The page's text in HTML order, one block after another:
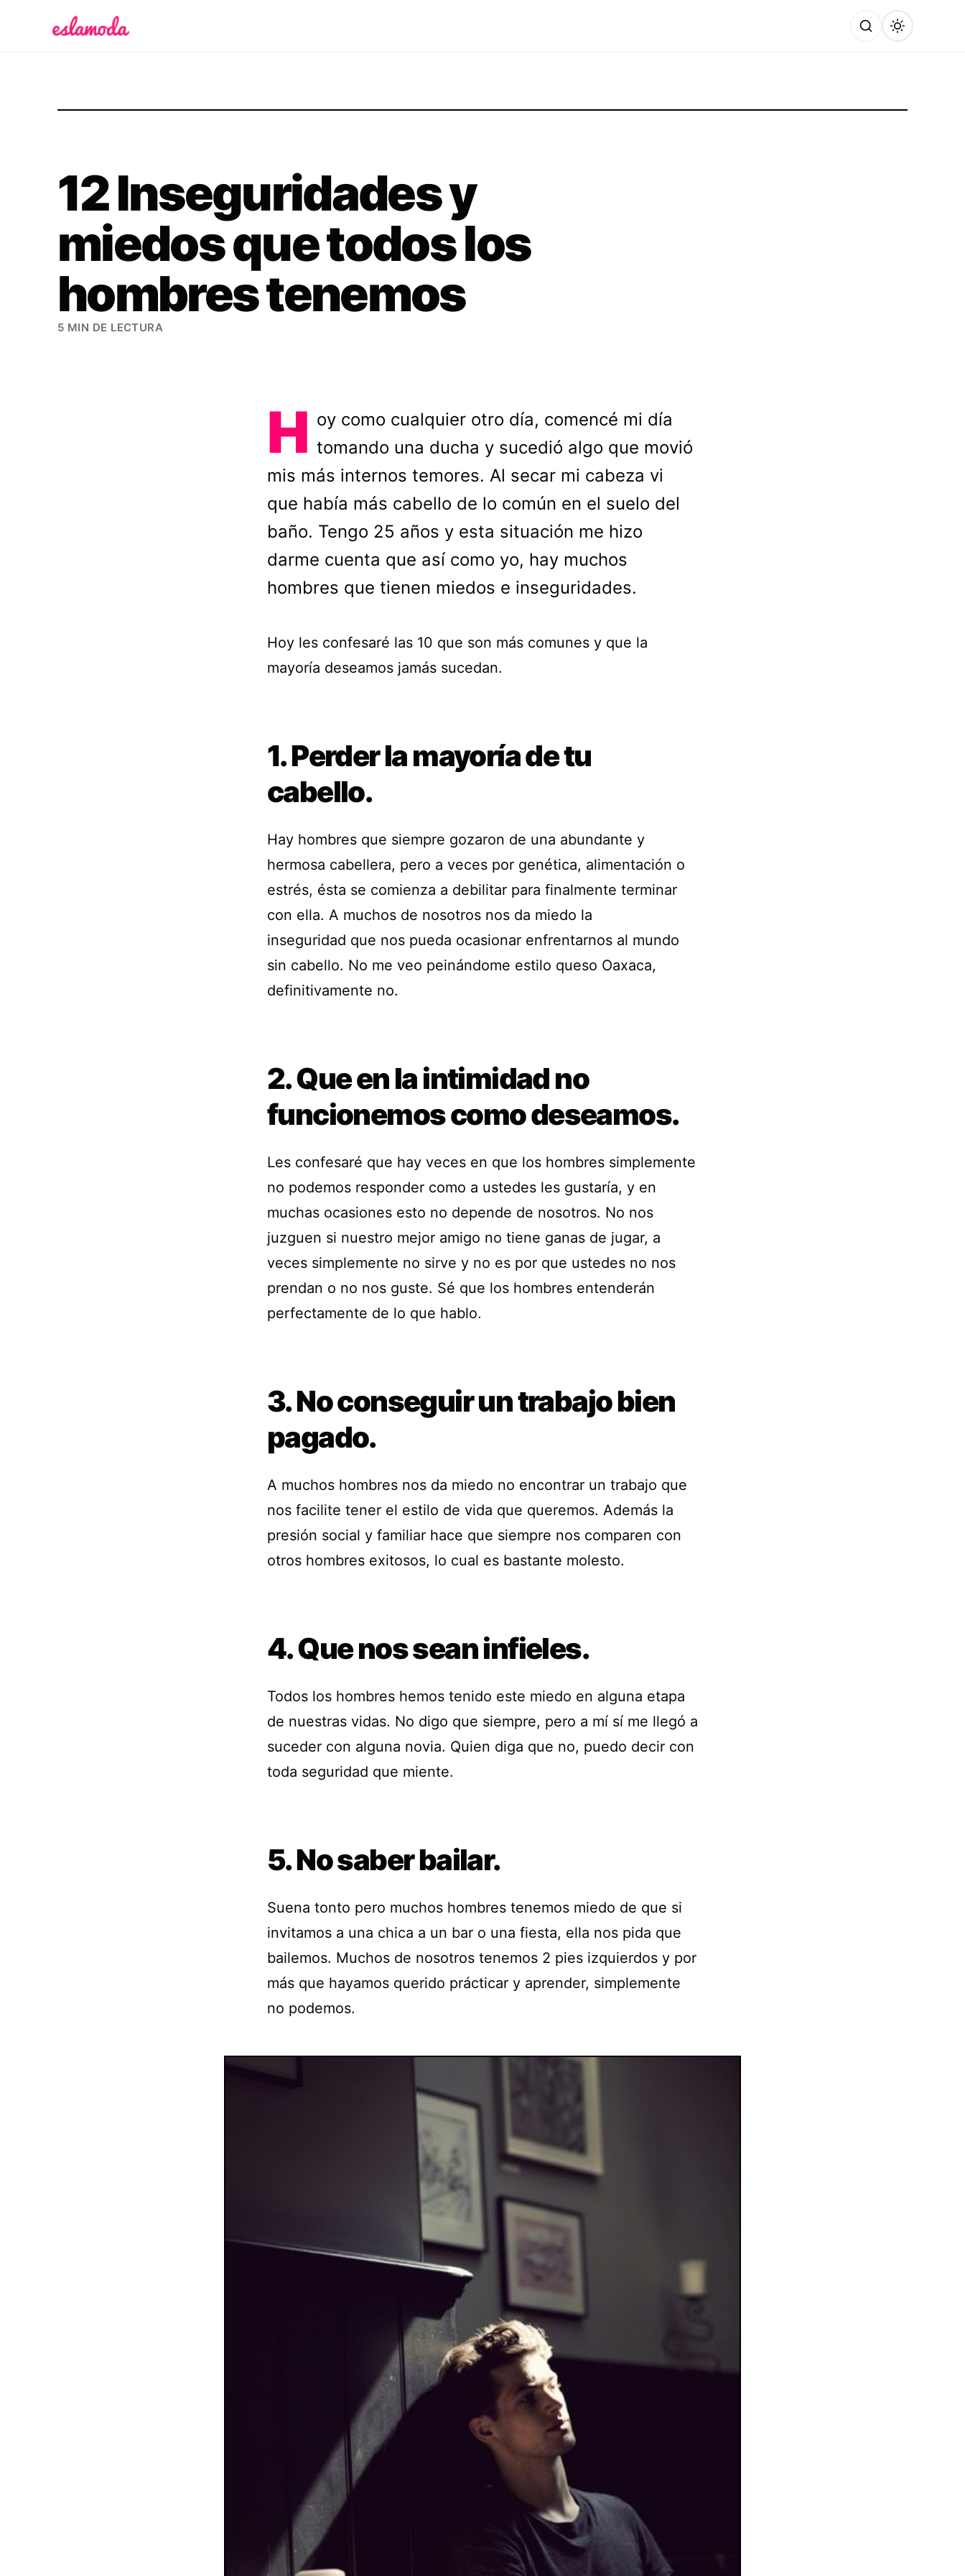
12 Inseguridades y
miedos que todos los
hombres tenemos
5 MIN DE LECTURA
H oy como cualquier otro día, comencé mi día
tomando una ducha y sucedió algo que movió
mis más internos temores. Al secar mi cabeza vi
que había más cabello de lo común en el suelo del
baño. Tengo 25 años y esta situación me hizo
darme cuenta que así como yo, hay muchos
hombres que tienen miedos e inseguridades.
Hoy les confesaré las 10 que son más comunes y que la
mayoría deseamos jamás sucedan.
1. Perder la mayoría de tu
cabello.
Hay hombres que siempre gozaron de una abundante y
hermosa cabellera, pero a veces por genética, alimentación o
estrés, ésta se comienza a debilitar para finalmente terminar
con ella. A muchos de nosotros nos da miedo la
inseguridad que nos pueda ocasionar enfrentarnos al mundo
sin cabello. No me veo peinándome estilo queso Oaxaca,
definitivamente no.
2. Que en la intimidad no
funcionemos como deseamos.
Les confesaré que hay veces en que los hombres simplemente
no podemos responder como a ustedes les gustaría, y en
muchas ocasiones esto no depende de nosotros. No nos
juzguen si nuestro mejor amigo no tiene ganas de jugar, a
veces simplemente no sirve y no es por que ustedes no nos
prendan o no nos guste. Sé que los hombres entenderán
perfectamente de lo que hablo.
3. No conseguir un trabajo bien
pagado.
A muchos hombres nos da miedo no encontrar un trabajo que
nos facilite tener el estilo de vida que queremos. Además la
presión social y familiar hace que siempre nos comparen con
otros hombres exitosos, lo cual es bastante molesto.
4. Que nos sean infieles.
Todos los hombres hemos tenido este miedo en alguna etapa
de nuestras vidas. No digo que siempre, pero a mí sí me llegó a
suceder con alguna novia. Quien diga que no, puedo decir con
toda seguridad que miente.
5. No saber bailar.
Suena tonto pero muchos hombres tenemos miedo de que si
invitamos a una chica a un bar o una fiesta, ella nos pida que
bailemos. Muchos de nosotros tenemos 2 pies izquierdos y por
más que hayamos querido prácticar y aprender, simplemente
no podemos.